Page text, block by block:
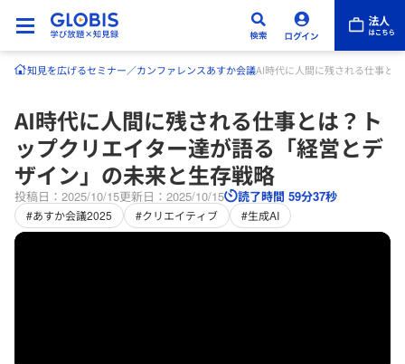
知見を広げるセミナー／カンファレンスあすか会議AI時代に人間に残される仕事と
AI時代に人間に残される仕事とは？ト
ップクリエイター達が語る「経営とデ
ザイン」の未来と生存戦略
投稿日：2025/10/15更新日：2025/10/15 読了時間 59分37秒
#あすか会議2025 #クリエイティブ #生成AI